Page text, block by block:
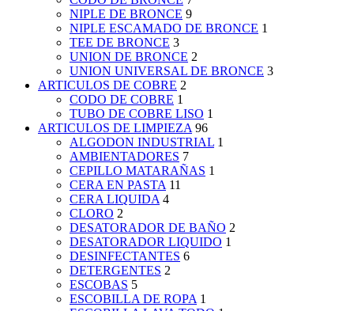
NIPLE DE BRONCE 9
NIPLE ESCAMADO DE BRONCE 1
TEE DE BRONCE 3
UNION DE BRONCE 2
UNION UNIVERSAL DE BRONCE 3
ARTICULOS DE COBRE 2
CODO DE COBRE 1
TUBO DE COBRE LISO 1
ARTICULOS DE LIMPIEZA 96
ALGODON INDUSTRIAL 1
AMBIENTADORES 7
CEPILLO MATARAÑAS 1
CERA EN PASTA 11
CERA LIQUIDA 4
CLORO 2
DESATORADOR DE BAÑO 2
DESATORADOR LIQUIDO 1
DESINFECTANTES 6
DETERGENTES 2
ESCOBAS 5
ESCOBILLA DE ROPA 1